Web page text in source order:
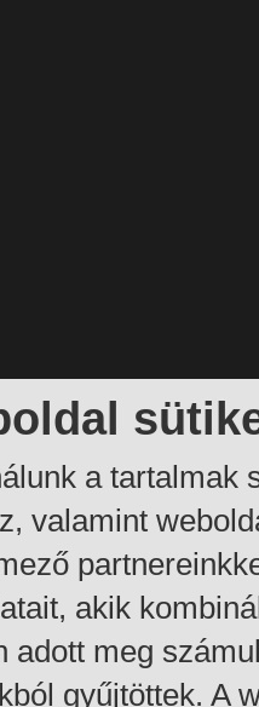
a tartalmak
valamint
akik
adott meg
gyűjtöttek. A